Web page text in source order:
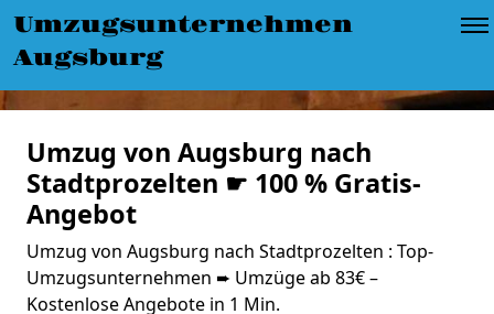
Umzugsunternehmen
Augsburg
Umzug von Augsburg nach
Stadtprozelten ☛ 100 % Gratis-
Angebot
Umzug von Augsburg nach Stadtprozelten : Top-
Umzugsunternehmen ➨ Umzüge ab 83€ –
Kostenlose Angebote in 1 Min.